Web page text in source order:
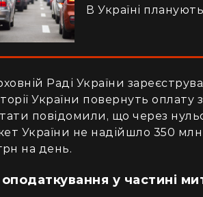
В Україні
Раді України
України повернуть оплату
повідомили, що через
України не надійшло 350 млн
на день.
у частині